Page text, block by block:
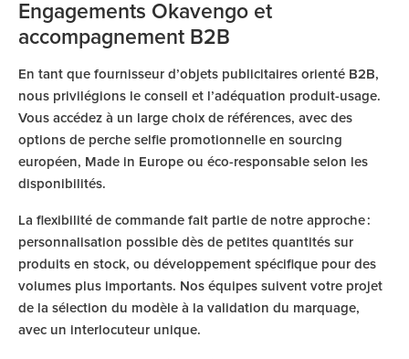
Engagements Okavengo et
accompagnement B2B
En tant que fournisseur d’objets publicitaires orienté B2B,
nous privilégions le conseil et l’adéquation produit-usage.
Vous accédez à un large choix de références, avec des
options de perche selfie promotionnelle en sourcing
européen, Made in Europe ou éco-responsable selon les
disponibilités.
La flexibilité de commande fait partie de notre approche :
personnalisation possible dès de petites quantités sur
produits en stock, ou développement spécifique pour des
volumes plus importants. Nos équipes suivent votre projet
de la sélection du modèle à la validation du marquage,
avec un interlocuteur unique.